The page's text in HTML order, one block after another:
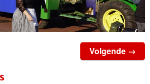
Volgende →